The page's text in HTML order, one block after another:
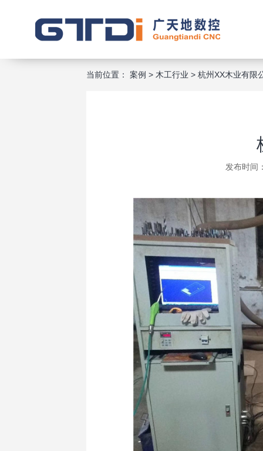
当前位置： 案例 > 木工行业 > 杭州XX木业有限
发布时间